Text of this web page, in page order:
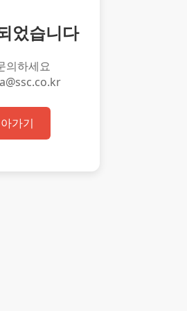
었습니다
의하세요
가기